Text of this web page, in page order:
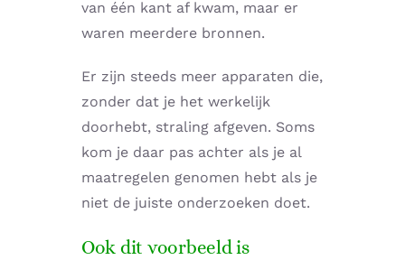
van één kant af kwam, maar er
waren meerdere bronnen.
Er zijn steeds meer apparaten die,
zonder dat je het werkelijk
doorhebt, straling afgeven. Soms
kom je daar pas achter als je al
maatregelen genomen hebt als je
niet de juiste onderzoeken doet.
Ook dit voorbeeld is